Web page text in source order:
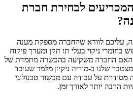
לבחירת חברת
עליכם לוודא שהחברה מספקת מענה
בחומרי ניקוי בעלי תו תקן ומערך פיקוח
האם החברה משקיעה בהכשרה מתמדת של
שלנו ב-מוריה ניקיון מלמד שעובד
על עבודה עם מכשור טכנולוגי
הרבה יותר לאורך זמן.